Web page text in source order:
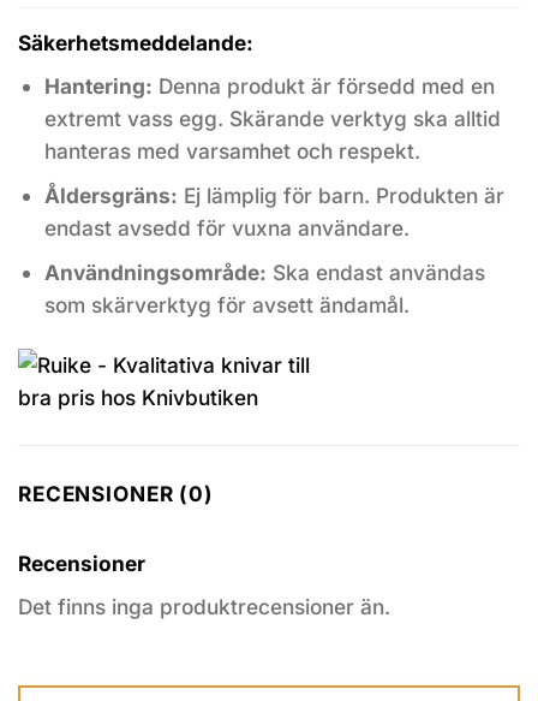
Säkerhetsmeddelande:
Hantering: Denna produkt är försedd med en
extremt vass egg. Skärande verktyg ska alltid
hanteras med varsamhet och respekt.
Åldersgräns: Ej lämplig för barn. Produkten är
endast avsedd för vuxna användare.
Användningsområde: Ska endast användas
som skärverktyg för avsett ändamål.
RECENSIONER (0)
Recensioner
Det finns inga produktrecensioner än.